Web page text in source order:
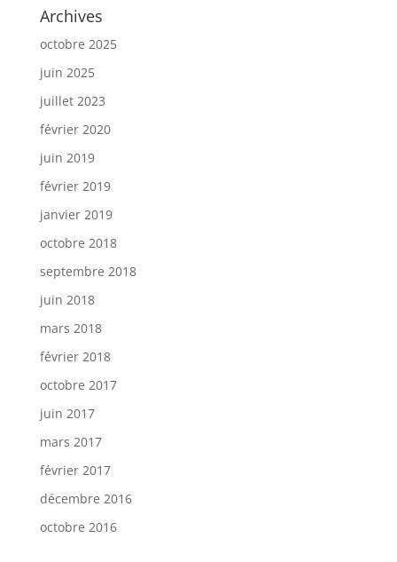
Archives
octobre 2025
juin 2025
juillet 2023
février 2020
juin 2019
février 2019
janvier 2019
octobre 2018
septembre 2018
juin 2018
mars 2018
février 2018
octobre 2017
juin 2017
mars 2017
février 2017
décembre 2016
octobre 2016